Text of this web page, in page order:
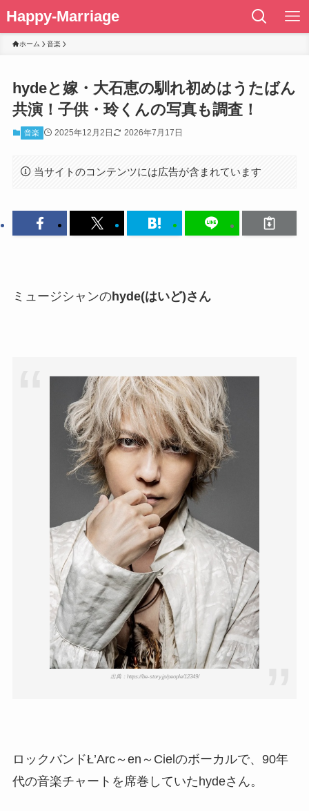
Happy-Marriage
ホーム 音楽
hydeと嫁・大石恵の馴れ初めはうたばん
共演！子供・玲くんの写真も調査！
音楽 2025年12月2日 2026年7月17日
当サイトのコンテンツには広告が含まれています
ミュージシャンのhyde(はいど)さん
出典：https://be-story.jp/people/12349/
ロックバンドŁ’Arc～en～Cielのボーカルで、90年
代の音楽チャートを席巻していたhydeさん。